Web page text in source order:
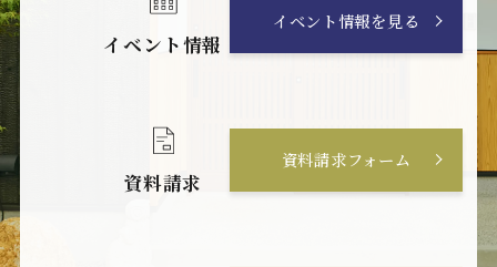
イベント情報
イベント情報を見る
資料請求
資料請求フォーム